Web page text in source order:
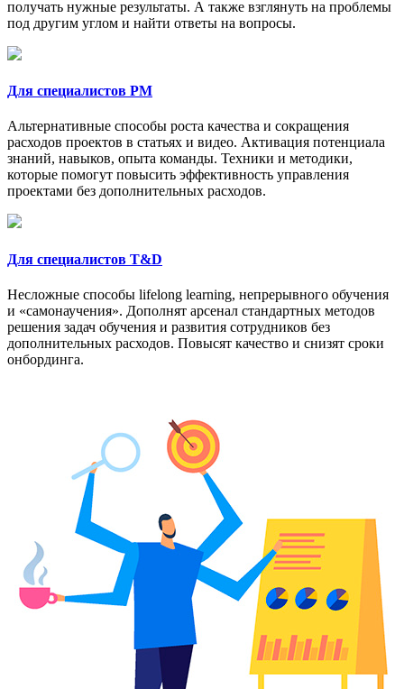
получать нужные результаты. А также взглянуть на проблемы
под другим углом и найти ответы на вопросы.
Для специалистов PM
Альтернативные способы роста качества и сокращения
расходов проектов в статьях и видео. Активация потенциала
знаний, навыков, опыта команды. Техники и методики,
которые помогут повысить эффективность управления
проектами без дополнительных расходов.
Для специалистов T&D
Несложные способы lifelong learning, непрерывного обучения
и «самонаучения». Дополнят арсенал стандартных методов
решения задач обучения и развития сотрудников без
дополнительных расходов. Повысят качество и снизят сроки
онбординга.